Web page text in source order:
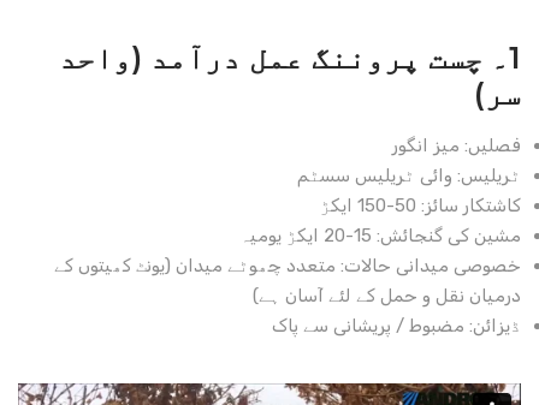
1۔ چست پروننگ عمل درآمد (واحد
سر)
فصلیں: میز انگور
ٹریلیس: وائی ٹریلیس سسٹم
کاشتکار سائز: 50-150 ایکڑ
مشین کی گنجائش: 15-20 ایکڑ یومیہ
خصوصی میدانی حالات: متعدد چھوٹے میدان (یونٹ کھیتوں کے
درمیان نقل و حمل کے لئے آسان ہے)
ڈیزائن: مضبوط / پریشانی سے پاک